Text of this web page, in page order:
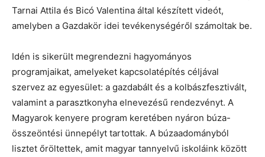
Tarnai Attila és Bicó Valentina által készített videót,
amelyben a Gazdakör idei tevékenységéről számoltak be.
Idén is sikerült megrendezni hagyományos
programjaikat, amelyeket kapcsolatépítés céljával
szervez az egyesület: a gazdabált és a kolbászfesztivált,
valamint a parasztkonyha elnevezésű rendezvényt. A
Magyarok kenyere program keretében nyáron búza-
összeöntési ünnepélyt tartottak. A búzaadományból
lisztet őröltettek, amit magyar tannyelvű iskoláink között